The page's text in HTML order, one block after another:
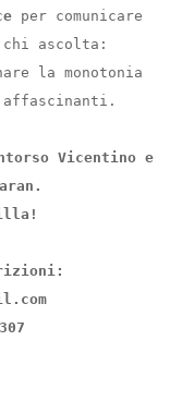
per comunicare
chi ascolta:
la monotonia
affascinanti.
Vicentino e